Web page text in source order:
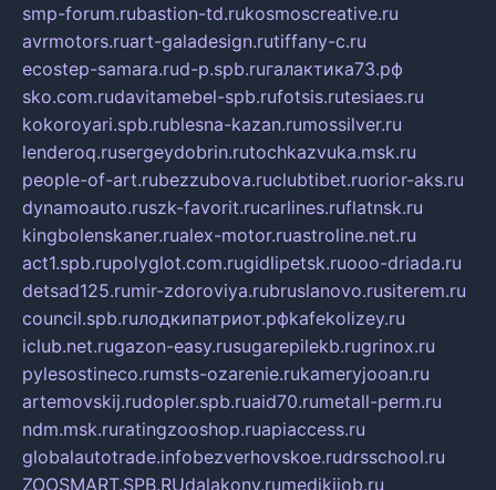
smp-forum.rubastion-td.rukosmoscreative.ru
avrmotors.ruart-galadesign.rutiffany-c.ru
ecostep-samara.rud-p.spb.ruгалактика73.рф
sko.com.rudavitamebel-spb.rufotsis.rutesiaes.ru
kokoroyari.spb.rublesna-kazan.rumossilver.ru
lenderoq.rusergeydobrin.rutochkazvuka.msk.ru
people-of-art.rubezzubova.ruclubtibet.ruorior-aks.ru
dynamoauto.ruszk-favorit.rucarlines.ruflatnsk.ru
kingbolenskaner.rualex-motor.ruastroline.net.ru
act1.spb.rupolyglot.com.rugidlipetsk.ruooo-driada.ru
detsad125.rumir-zdoroviya.rubruslanovo.rusiterem.ru
council.spb.ruлодкипатриот.рфkafekolizey.ru
iclub.net.rugazon-easy.rusugarepilekb.rugrinox.ru
pylesostineco.rumsts-ozarenie.rukameryjooan.ru
artemovskij.rudopler.spb.ruaid70.rumetall-perm.ru
ndm.msk.ruratingzooshop.ruapiaccess.ru
globalautotrade.infobezverhovskoe.rudrsschool.ru
ZOOSMART.SPB.RUdalakony.rumedikijob.ru